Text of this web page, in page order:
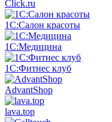
Click.ru
1С:Салон красоты
1С:Медицина
1С:Фитнес клуб
AdvantShop
lava.top